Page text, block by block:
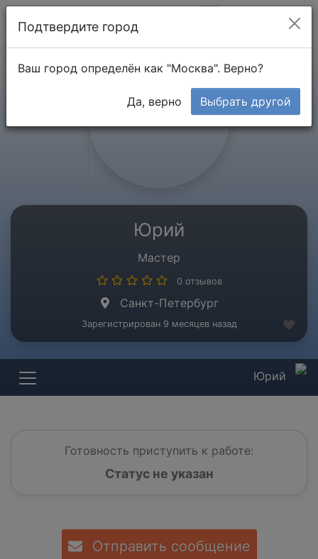
Юрий
Мастер
0 отзывов
Санкт-Петербург
Зарегистрирован 9 месяцев назад
Юрий
Готовность приступить к работе:
Статус не указан
Отправить сообщение
Подтвердите город
Ваш город определён как "Москва". Верно?
Да, верно Выбрать другой